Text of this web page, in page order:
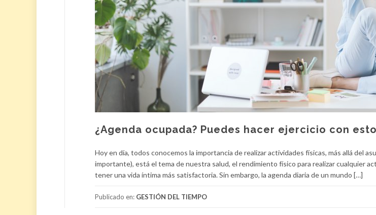
¿Agenda ocupada? Puedes hacer ejercicio con
Hoy en día, todos conocemos la importancia de realizar actividades físicas, más allá del
importante), está el tema de nuestra salud, el rendimiento físico para realizar cualquier
tener una vida íntima más satisfactoria. Sin embargo, la agenda diaria de un mundo […]
Publicado en: GESTIÓN DEL TIEMPO